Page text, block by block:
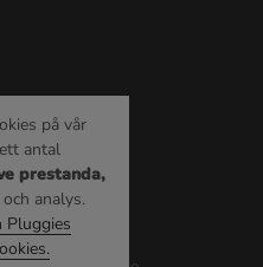
på vår
antal
prestanda,
och analys.
Pluggies